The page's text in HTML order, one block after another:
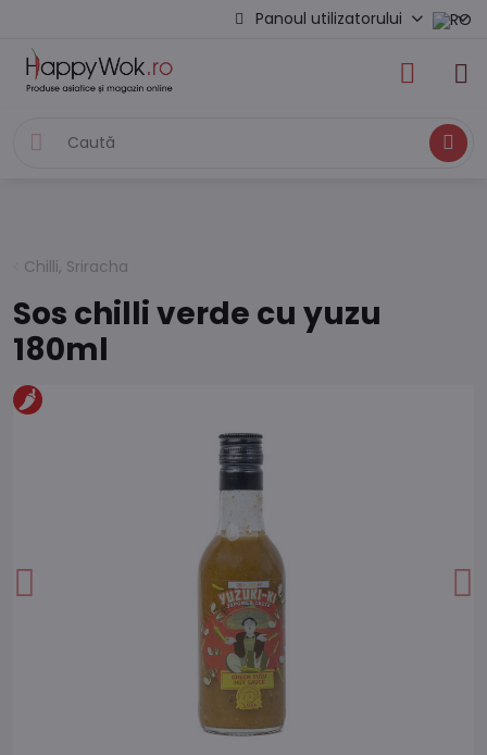
Panoul utilizatorului
Caută
Chilli, Sriracha
Sos chilli verde cu yuzu
180ml